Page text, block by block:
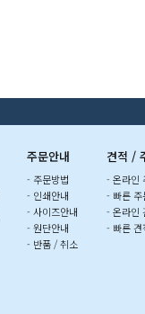
주문안내
- 주문방법
- 인쇄안내
- 사이즈안내
- 원단안내
- 반품 / 취소
견적 /
- 온라인
- 빠른 주
- 온라인
- 빠른 견